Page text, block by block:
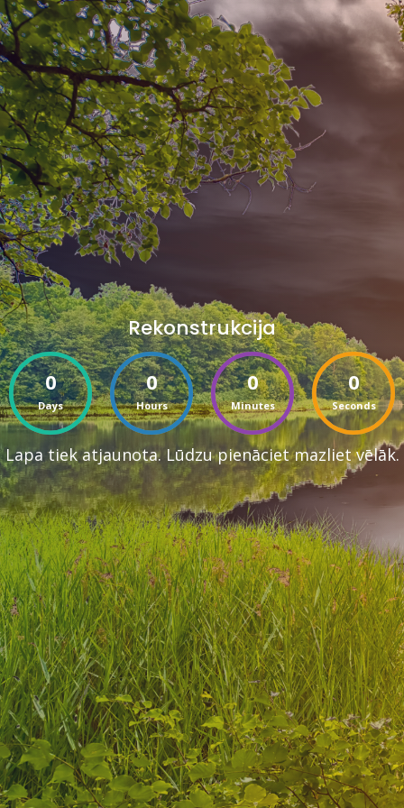
Rekonstrukcija
0
Days
0
Hours
0
Minutes
0
Seconds
Lapa tiek atjaunota. Lūdzu pienāciet mazliet vēlāk.